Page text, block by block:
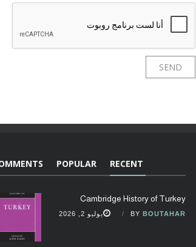
RECENT
POPULAR
Cambridge History of Turkey
BY BOUTAHAR يوليو 2, 2026